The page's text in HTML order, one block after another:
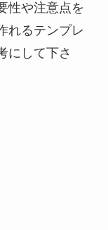
性や注意点を
れるテンプレ
にして下さ